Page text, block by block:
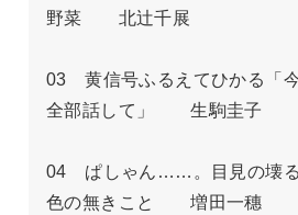
野菜　　北辻千展
03　黄信号ふるえてひかる「
全部話して」　　生駒圭子
04　ぱしゃん……。目見の壊
色の無きこと　　増田一穗